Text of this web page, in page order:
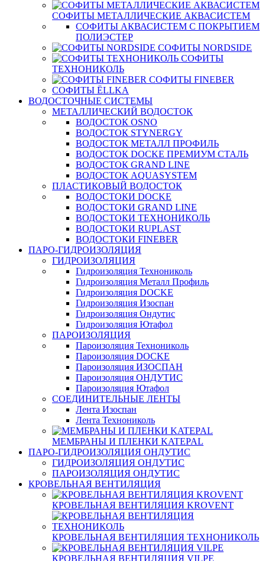
СОФИТЫ МЕТАЛЛИЧЕСКИЕ АКВАСИСТЕМ
СОФИТЫ АКВАСИСТЕМ С ПОКРЫТИЕМ
ПОЛИЭСТЕР
СОФИТЫ NORDSIDE
СОФИТЫ
ТЕХНОНИКОЛЬ
СОФИТЫ FINEBER
СОФИТЫ ЁLLKA
ВОДОСТОЧНЫЕ СИСТЕМЫ
МЕТАЛЛИЧЕСКИЙ ВОДОСТОК
ВОДОСТОК OSNO
ВОДОСТОК STYNERGY
ВОДОСТОК МЕТАЛЛ ПРОФИЛЬ
ВОДОСТОК DOCKE ПРЕМИУМ СТАЛЬ
ВОДОСТОК GRAND LINE
ВОДОСТОК AQUASYSTEM
ПЛАСТИКОВЫЙ ВОДОСТОК
ВОДОСТОКИ DOCKE
ВОДОСТОКИ GRAND LINE
ВОДОСТОКИ ТЕХНОНИКОЛЬ
ВОДОСТОКИ RUPLAST
ВОДОСТОКИ FINEBER
ПАРО-ГИДРОИЗОЛЯЦИЯ
ГИДРОИЗОЛЯЦИЯ
Гидроизоляция Технониколь
Гидроизоляция Металл Профиль
Гидроизоляция DOCKE
Гидроизоляция Изоспан
Гидроизоляция Ондутис
Гидроизоляция Ютафол
ПАРОИЗОЛЯЦИЯ
Пароизоляция Технониколь
Пароизоляция DOCKE
Пароизоляция ИЗОСПАН
Пароизоляция ОНДУТИС
Пароизоляция Ютафол
СОЕДИНИТЕЛЬНЫЕ ЛЕНТЫ
Лента Изоспан
Лента Технониколь
МЕМБРАНЫ И ПЛЕНКИ KATEPAL
ПАРО-ГИДРОИЗОЛЯЦИЯ ОНДУТИС
ГИДРОИЗОЛЯЦИЯ ОНДУТИС
ПАРОИЗОЛЯЦИЯ ОНДУТИС
КРОВЕЛЬНАЯ ВЕНТИЛЯЦИЯ
КРОВЕЛЬНАЯ ВЕНТИЛЯЦИЯ KROVENT
КРОВЕЛЬНАЯ ВЕНТИЛЯЦИЯ ТЕХНОНИКОЛЬ
КРОВЕЛЬНАЯ ВЕНТИЛЯЦИЯ VILPE